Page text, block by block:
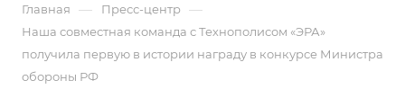
Главная — Пресс-центр —
Наша совместная команда с Технополисом «ЭРА»
получила первую в истории награду в конкурсе Министра
обороны РФ